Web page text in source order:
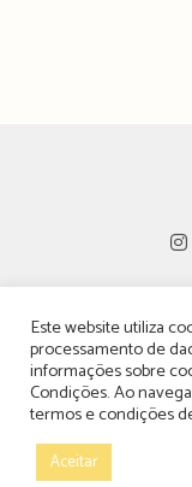
in
a
Este website utiliza
processamento de
informações sobre
Condições. Ao
termos e condições
Aceitar